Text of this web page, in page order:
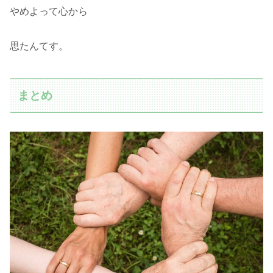
やめよって心から
思たんてす。
まとめ